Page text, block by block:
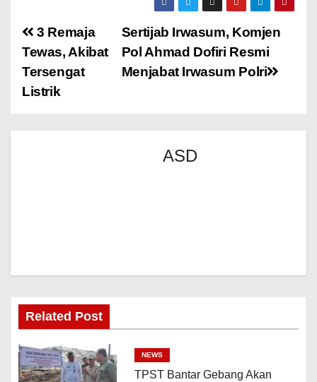
Sertijab Irwasum, Komjen
Pol Ahmad Dofiri Resmi
Menjabat Irwasum Polri
3 Remaja
Tewas, Akibat
Tersengat
Listrik
ASD
Related Post
NEWS
TPST Bantar Gebang Akan